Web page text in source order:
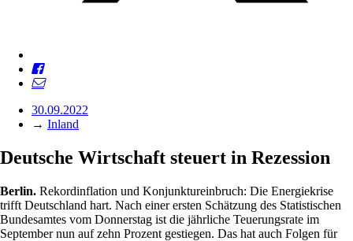
30.09.2022
→ Inland
Deutsche Wirtschaft steuert in Rezession
Berlin. Rekordinflation und Konjunktureinbruch: Die Energiekrise
trifft Deutschland hart. Nach einer ersten Schätzung des Statistischen
Bundesamtes vom Donnerstag ist die jährliche Teuerungsrate im
September nun auf zehn Prozent gestiegen. Das hat auch Folgen für